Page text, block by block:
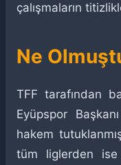
çalışmaların
Ne
TFF tarafından
Eyüpspor Başkanı
hakem
tüm liglerden